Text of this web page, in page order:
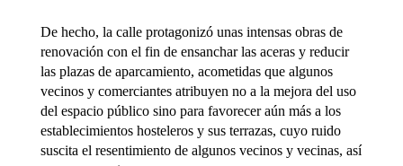
De hecho, la calle protagonizó unas intensas obras de
renovación con el fin de ensanchar las aceras y reducir
las plazas de aparcamiento, acometidas que algunos
vecinos y comerciantes atribuyen no a la mejora del uso
del espacio público sino para favorecer aún más a los
establecimientos hosteleros y sus terrazas, cuyo ruido
suscita el resentimiento de algunos vecinos y vecinas, así